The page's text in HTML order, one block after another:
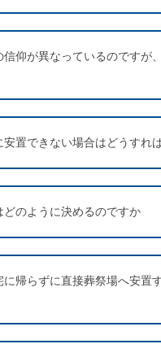
信仰が異なっているのですが
安置できない場合はどうすれ
どのように決めるのですか
に帰らずに直接葬祭場へ安置